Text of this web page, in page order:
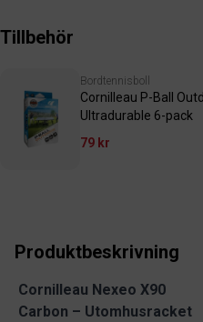
Tillbehör
Bordtennisboll
Cornilleau P-Ball
Ultradurable 6-pack
79 kr
Produktbeskrivning
Cornilleau Nexeo X90
Carbon – Utomhusracket